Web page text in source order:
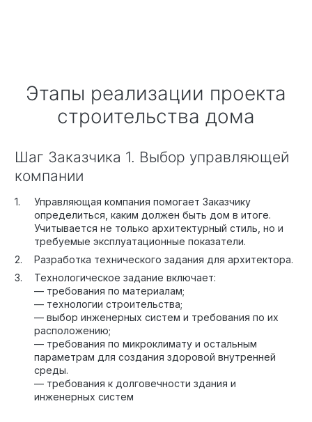
Этапы реализации проекта
строительства дома
Шаг Заказчика 1. Выбор управляющей
компании
Управляющая компания помогает Заказчику
определиться, каким должен быть дом в итоге.
Учитывается не только архитектурный стиль, но и
требуемые эксплуатационные показатели.
Разработка технического задания для архитектора.
Технологическое задание включает:
— требования по материалам;
— технологии строительства;
— выбор инженерных систем и требования по их
расположению;
— требования по микроклимату и остальным
параметрам для создания здоровой внутренней
среды.
— требования к долговечности здания и
инженерных систем